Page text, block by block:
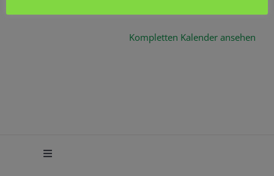
Kompletten Kalender ansehen
Toggle